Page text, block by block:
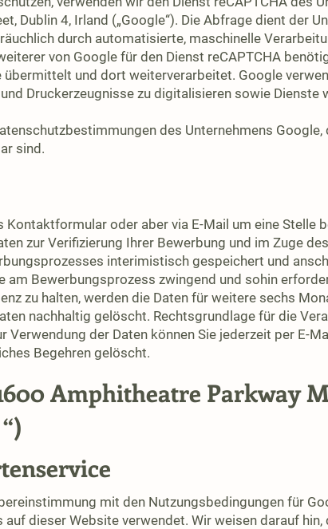
Kontaktformular oder aber via E-Mail um eine Stelle
zur Verifizierung Ihrer Bewerbung und im Zuge
interimistisch gespeichert und
am Bewerbungsprozess zwingend und sohin
zu halten, werden die Daten für weitere sechs
nachhaltig gelöscht. Rechtsgrundlage für die
Verwendung der Daten können Sie jederzeit per E-
Begehren gelöscht.
1600 Amphitheatre Parkway
mit den Nutzungsbedingungen für
dieser Website verwendet. Wir weisen darauf
Dublin 4, Irland („Google“). Die Abfrage dient der
durch automatisierte, maschinelle
von Google für den Dienst reCAPTCHA
und dort weiterverarbeitet. Google
Druckerzeugnisse zu digitalisieren sowie Dienste
des Unternehmens Google,
sind.